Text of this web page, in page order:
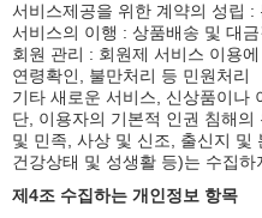
서비스제공을 위한 계약의 성립
서비스의 이행 : 상품배송 및 대금
회원 관리 : 회원제 서비스 이용
연령확인, 불만처리 등 민원처리
기타 새로운 서비스, 신상품이나
단, 이용자의 기본적 인권 침해
및 민족, 사상 및 신조, 출신지 및
건강상태 및 성생활 등)는 수집하
제4조 수집하는 개인정보 항목